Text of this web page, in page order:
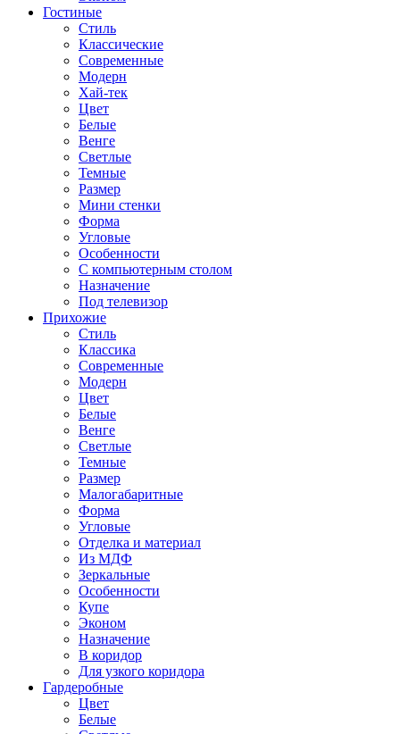
Гостиные
Стиль
Классические
Современные
Модерн
Хай-тек
Цвет
Белые
Венге
Светлые
Темные
Размер
Мини стенки
Форма
Угловые
Особенности
С компьютерным столом
Назначение
Под телевизор
Прихожие
Стиль
Классика
Современные
Модерн
Цвет
Белые
Венге
Светлые
Темные
Размер
Малогабаритные
Форма
Угловые
Отделка и материал
Из МДФ
Зеркальные
Особенности
Купе
Эконом
Назначение
В коридор
Для узкого коридора
Гардеробные
Цвет
Белые